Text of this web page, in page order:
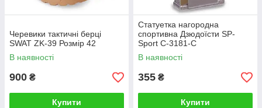
Черевики тактичні берці
SWAT ZK-39 Розмір 42
В наявності
900 ₴
Купити
Статуетка нагородна
спортивна Дзюдоїсти SP-
Sport C-3181-C
В наявності
355 ₴
Купити